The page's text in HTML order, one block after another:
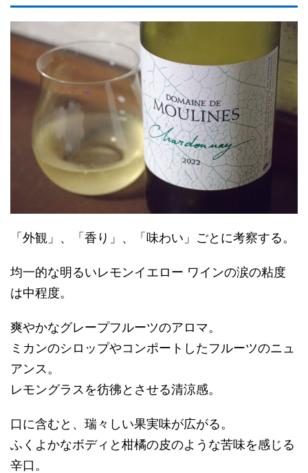
「外観」、「香り」、「味わい」ごとに考察する。
均一的な明るいレモンイエロー ワインの涙の粘度
は中程度。
爽やかなグレープフルーツのアロマ。
ミカンのシロップやコンポートしたフルーツのニュ
アンス。
レモングラスを彷彿とさせる清涼感。
口に含むと、瑞々しい果実味が広がる。
ふくよかなボディと柑橘の皮のような苦味を感じる
辛口。